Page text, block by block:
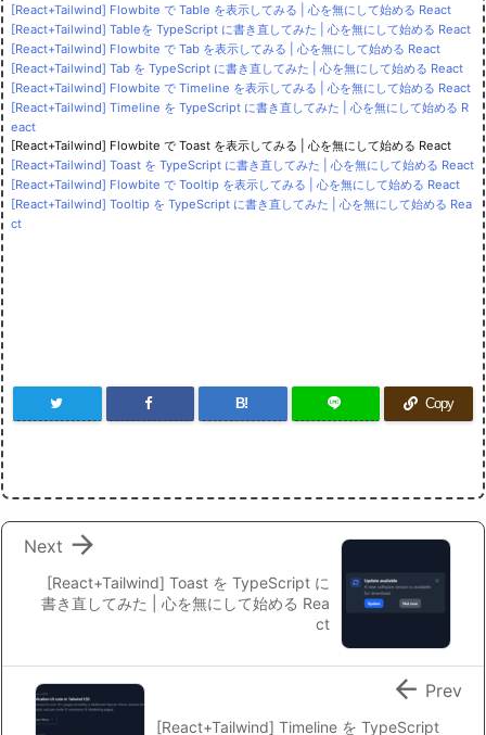
[React+Tailwind] Flowbite で Table を表示してみる | 心を無にして始める React
[React+Tailwind] Tableを TypeScript に書き直してみた | 心を無にして始める React
[React+Tailwind] Flowbite で Tab を表示してみる | 心を無にして始める React
[React+Tailwind] Tab を TypeScript に書き直してみた | 心を無にして始める React
[React+Tailwind] Flowbite で Timeline を表示してみる | 心を無にして始める React
[React+Tailwind] Timeline を TypeScript に書き直してみた | 心を無にして始める R
eact
[React+Tailwind] Flowbite で Toast を表示してみる | 心を無にして始める React
[React+Tailwind] Toast を TypeScript に書き直してみた | 心を無にして始める React
[React+Tailwind] Flowbite で Tooltip を表示してみる | 心を無にして始める React
[React+Tailwind] Tooltip を TypeScript に書き直してみた | 心を無にして始める Rea
ct
B! Copy
[React+Tailwind] Toast を TypeScript に
書き直してみた | 心を無にして始める Rea
ct

Next
[React+Tailwind] Timeline を TypeScript
 Prev